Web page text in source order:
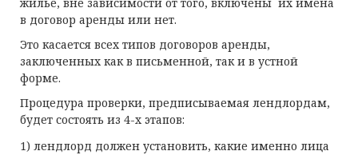
в договор аренды или нет.
Это касается всех типов договоров аренды,
заключенных как в письменной, так и в устной
форме.
Процедура проверки, предписываемая лендлордам,
будет состоять из 4-х этапов:
1) лендлорд должен установить, какие именно лица